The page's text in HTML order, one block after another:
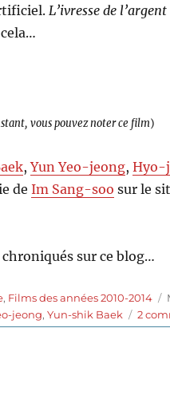
L’ivresse de l’argent
vous pouvez noter ce film)
,Yun Yeo-jeong,Hyo-
deIm Sang-soo sur le
chroniqués sur ce blog…
, Films des années 2010-2014
jeong,Yun-shik Baek 2